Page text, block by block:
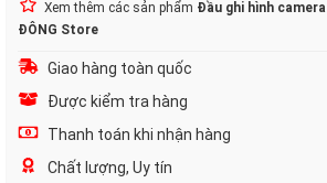
Xem thêm các sản phẩm Đầu ghi hình camera
ĐÔNG Store
Giao hàng toàn quốc
Được kiểm tra hàng
Thanh toán khi nhận hàng
Chất lượng, Uy tín